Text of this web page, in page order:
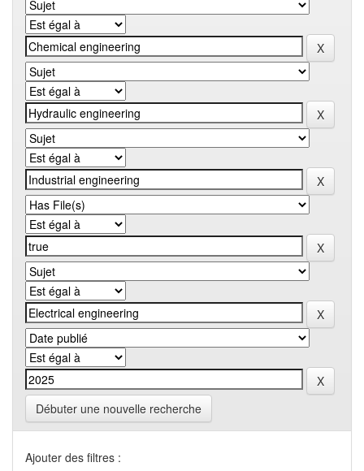
Débuter une nouvelle recherche
Ajouter des filtres :